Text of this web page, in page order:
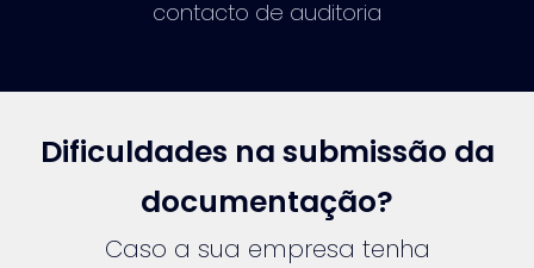
contacto de auditoria
Dificuldades na submissão da
documentação?
Caso a sua empresa tenha